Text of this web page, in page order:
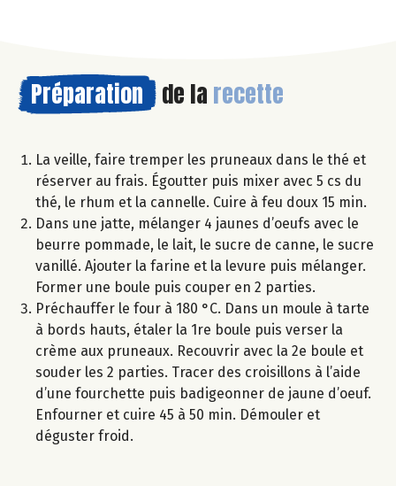
Préparation de la recette
La veille, faire tremper les pruneaux dans le thé et
réserver au frais. Égoutter puis mixer avec 5 cs du
thé, le rhum et la cannelle. Cuire à feu doux 15 min.
Dans une jatte, mélanger 4 jaunes d’oeufs avec le
beurre pommade, le lait, le sucre de canne, le sucre
vanillé. Ajouter la farine et la levure puis mélanger.
Former une boule puis couper en 2 parties.
Préchauffer le four à 180 °C. Dans un moule à tarte
à bords hauts, étaler la 1re boule puis verser la
crème aux pruneaux. Recouvrir avec la 2e boule et
souder les 2 parties. Tracer des croisillons à l’aide
d’une fourchette puis badigeonner de jaune d’oeuf.
Enfourner et cuire 45 à 50 min. Démouler et
déguster froid.